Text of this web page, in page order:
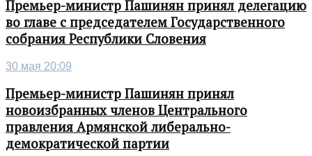
Премьер-министр Пашинян принял делегацию
во главе с председателем Государственного
собрания Республики Словения
30 мая 20:09
Премьер-министр Пашинян принял
новоизбранных членов Центрального
правления Армянской либерально-
демократической партии